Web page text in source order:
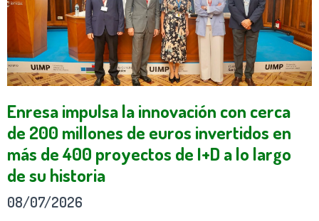
Enresa impulsa la innovación con cerca
de 200 millones de euros invertidos en
más de 400 proyectos de I+D a lo largo
de su historia
08/07/2026